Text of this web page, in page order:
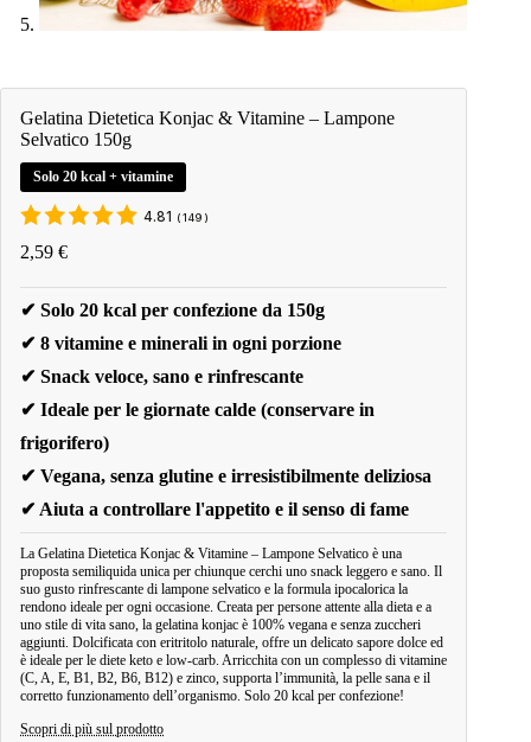
Gelatina Dietetica Konjac & Vitamine – Lampone
Selvatico 150g
Solo 20 kcal + vitamine
4.81 ( 149 )
2,59 €
✔ Solo 20 kcal per confezione da 150g
✔ 8 vitamine e minerali in ogni porzione
✔ Snack veloce, sano e rinfrescante
✔ Ideale per le giornate calde (conservare in
frigorifero)
✔ Vegana, senza glutine e irresistibilmente deliziosa
✔ Aiuta a controllare l'appetito e il senso di fame
La Gelatina Dietetica Konjac & Vitamine – Lampone Selvatico è una
proposta semiliquida unica per chiunque cerchi uno snack leggero e sano. Il
suo gusto rinfrescante di lampone selvatico e la formula ipocalorica la
rendono ideale per ogni occasione. Creata per persone attente alla dieta e a
uno stile di vita sano, la gelatina konjac è 100% vegana e senza zuccheri
aggiunti. Dolcificata con eritritolo naturale, offre un delicato sapore dolce ed
è ideale per le diete keto e low-carb. Arricchita con un complesso di vitamine
(C, A, E, B1, B2, B6, B12) e zinco, supporta l’immunità, la pelle sana e il
corretto funzionamento dell’organismo. Solo 20 kcal per confezione!
Scopri di più sul prodotto